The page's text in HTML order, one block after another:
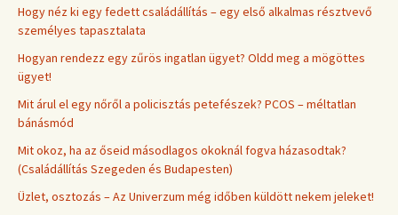
Hogy néz ki egy fedett családállítás – egy első alkalmas résztvevő
személyes tapasztalata
Hogyan rendezz egy zűrös ingatlan ügyet? Oldd meg a mögöttes
ügyet!
Mit árul el egy nőről a policisztás petefészek? PCOS – méltatlan
bánásmód
Mit okoz, ha az őseid másodlagos okoknál fogva házasodtak?
(Családállítás Szegeden és Budapesten)
Üzlet, osztozás – Az Univerzum még időben küldött nekem jeleket!